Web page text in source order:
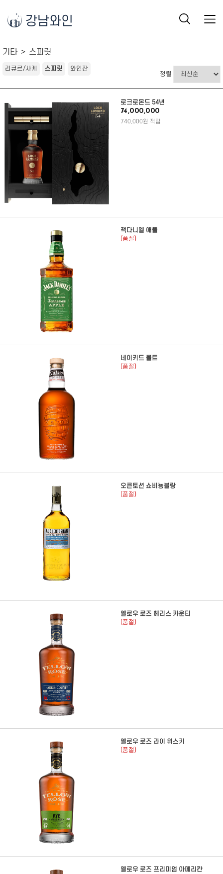
강남와인
기타 스피릿
리큐르/사케 스피릿 와인잔
정렬
로크로몬드 54년
74,000,000
740,000원 적립
잭다니엘 애플
(품절)
네이키드 몰트
(품절)
오큰토션 쇼비뇽블랑
(품절)
옐로우 로즈 헤리스 카운티
(품절)
옐로우 로즈 라이 위스키
(품절)
옐로우 로즈 프리미엄 아메리칸